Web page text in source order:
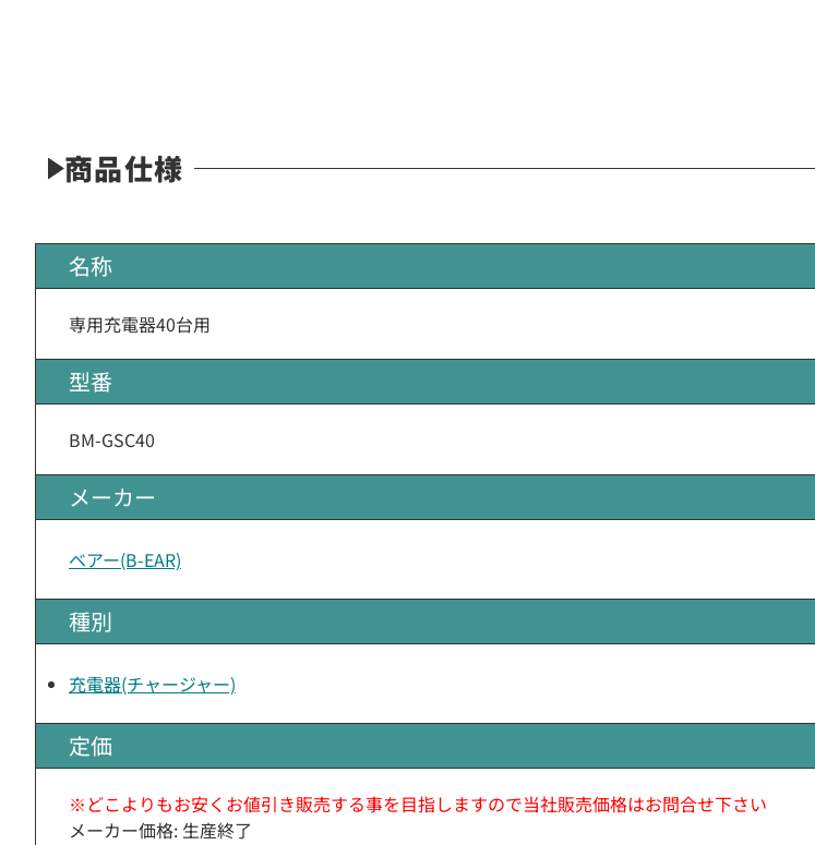
商品仕様
名称
専用充電器40台用
型番
BM-GSC40
メーカー
ベアー(B-EAR)
種別
充電器(チャージャー)
定価
※どこよりもお安くお値引き販売する事を目指しますので当社販売価格はお問合せ下さい
メーカー価格: 生産終了